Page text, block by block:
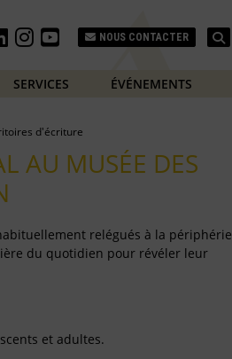
NOUS CONTACTER
SERVICES ÉVÉNEMENTS
d'écriture
AU MUSÉE DES
relégués à la périphérie
du quotidien pour révéler leur
et adultes.